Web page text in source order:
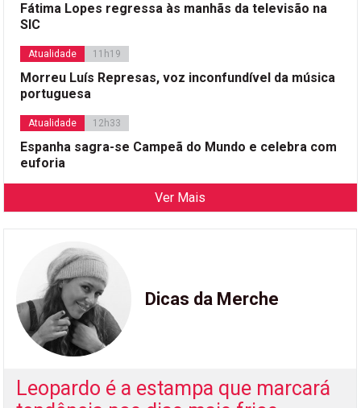
Fátima Lopes regressa às manhãs da televisão na
SIC
Atualidade 11h19
Morreu Luís Represas, voz inconfundível da música
portuguesa
Atualidade 12h33
Espanha sagra-se Campeã do Mundo e celebra com
euforia
Ver Mais
Dicas da Merche
Leopardo é a estampa que marcará